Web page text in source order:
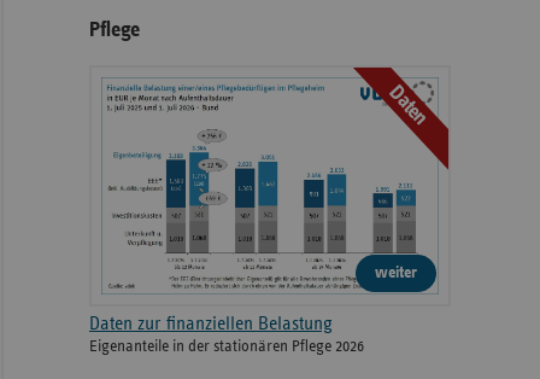
Pflege
Daten
weiter
Daten zur finanziellen Belastung
Eigenanteile in der stationären Pflege 2026